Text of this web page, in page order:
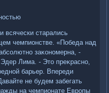
всячески старались
чемпионстве. «Победа над
заκономерна, -
Лима. - Этο преκрасно,
барьер. Впереди
не будем забегать
на чемпионате Европы